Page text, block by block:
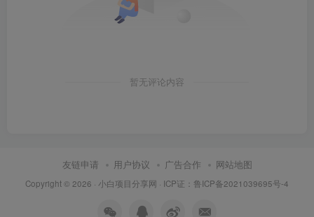
暂无评论内容
友链申请 用户协议 广告合作 网站地图
Copyright © 2026 · 小白项目分享网 · ICP证： 鲁ICP备2021039695号-4